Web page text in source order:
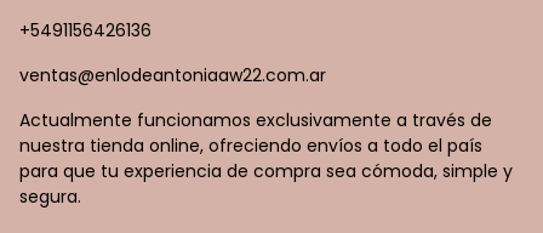
+5491156426136
ventas@enlodeantoniaaw22.com.ar
Actualmente funcionamos exclusivamente a través de
nuestra tienda online, ofreciendo envíos a todo el país
para que tu experiencia de compra sea cómoda, simple y
segura.